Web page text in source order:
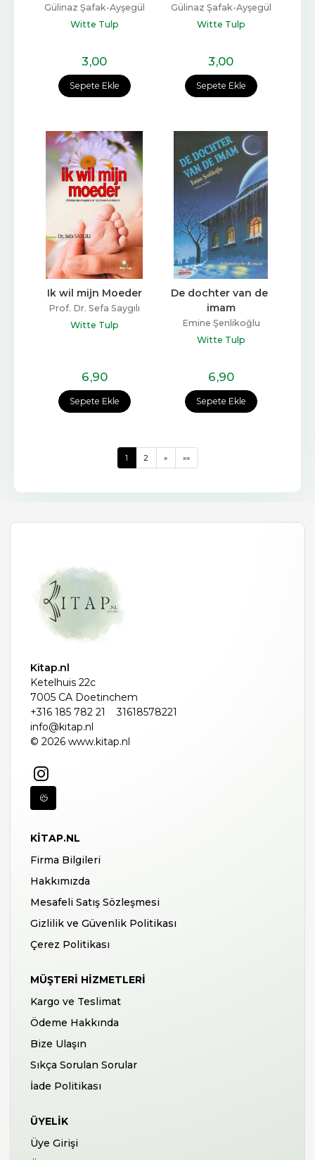
Sepete Ekle
Gülinaz Şafak-Ayşegül
Coşkun
Witte Tulp
3,00
Sepete Ekle
Gülinaz Şafak-Ayşegül
Coşkun
Witte Tulp
3,00
Sepete Ekle
Ik wil mijn Moeder
Prof. Dr. Sefa Saygılı
Witte Tulp
6,90
Sepete Ekle
De dochter van de
imam
Emine Şenlikoğlu
Witte Tulp
6,90
1 2 » »»
Kitap.nl
Ketelhuis 22c
7005 CA Doetinchem
+316 185 782 21
31618578221
info@kitap.nl
© 2026 www.kitap.nl
KITAP.NL
Firma Bilgileri
Hakkımızda
Mesafeli Satış Sözleşmesi
Gizlilik ve Güvenlik Politikası
Çerez Politikası
MÜŞTERI HIZMETLERI
Kargo ve Teslimat
Ödeme Hakkında
Bize Ulaşın
Sıkça Sorulan Sorular
İade Politikası
ÜYELIK
Üye Girişi